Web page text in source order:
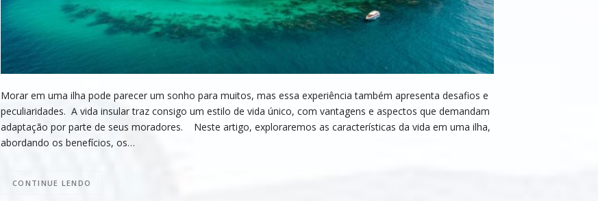
Morar em uma ilha pode parecer um sonho para muitos, mas essa experiência também apresenta desafios e
peculiaridades. A vida insular traz consigo um estilo de vida único, com vantagens e aspectos que demandam
adaptação por parte de seus moradores. Neste artigo, exploraremos as características da vida em uma ilha,
abordando os benefícios, os…
CONTINUE LENDO